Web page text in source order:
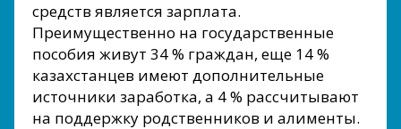
средств является зарплата.
Преимущественно на государственные
пособия живут 34 % граждан, еще 14 %
казахстанцев имеют дополнительные
источники заработка, а 4 % рассчитывают
на поддержку родственников и алименты.